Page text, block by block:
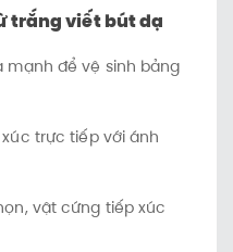
trắng viết bút dạ
mạnh để vệ sinh bảng
trực tiếp với ánh
vật cứng tiếp xúc